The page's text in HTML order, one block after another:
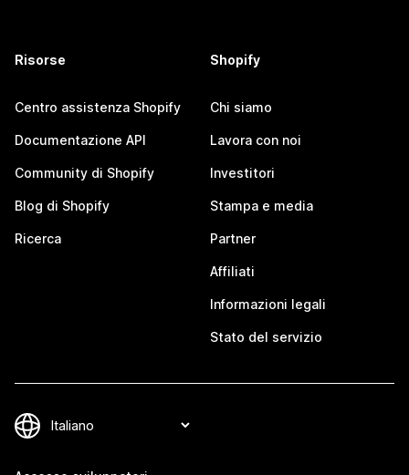
Risorse
Centro assistenza Shopify
Documentazione API
Community di Shopify
Blog di Shopify
Ricerca
Shopify
Chi siamo
Lavora con noi
Investitori
Stampa e media
Partner
Affiliati
Informazioni legali
Stato del servizio